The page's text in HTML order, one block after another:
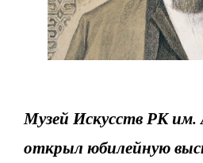
Музей Искусств РК им.
открыл юбилейную